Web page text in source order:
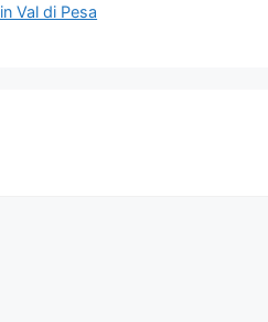
Val di Pesa